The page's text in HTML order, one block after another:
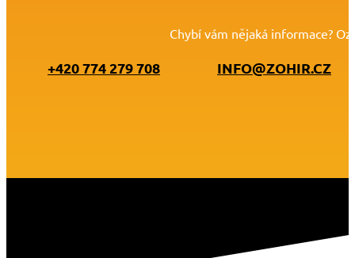
Chybí vám nějaká informace?
+420 774 279 708 INFO@ZOHIR.CZ